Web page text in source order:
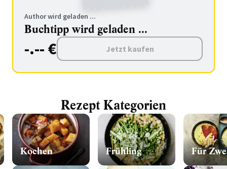
Author wird geladen ...
Buchtipp wird geladen ...
-.-- € Jetzt kaufen
Rezept Kategorien
Kochen Frühling Für